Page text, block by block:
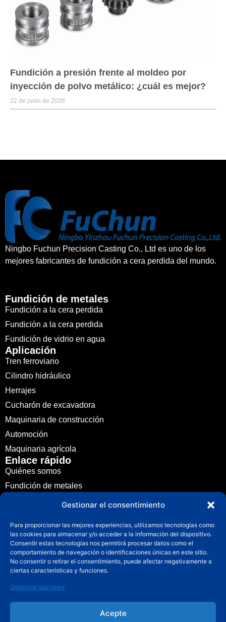
Gestionar el consentimiento
Para proporcionar las mejores experiencias, utilizamos tecnologías como
las cookies para almacenar y/o acceder a la información del dispositivo.
Consentir estas tecnologías nos permitirá procesar datos como el
comportamiento de navegación o identificaciones únicas en este sitio.
No consentir o retirar el consentimiento, puede afectar negativamente a
ciertas características y funciones.
Gestionar opciones
Acepte
Fundición a presión frente al moldeo por
inyección de polvo metálico: ¿cuál es mejor?
22 de junio de 2026
Ningbo Fuchun Precision Casting Co., Ltd es uno de los
mejores fabricantes de fundición a cera perdida del mundo.
Fundición de metales
Fundición a la cera perdida
Fundición a la cera perdida
Fundición de vidrio en agua
Aplicación
Tren ferroviario
Cilindro hidráulico
Herrajes
Cucharón de excavadora
Maquinaria de construcción
Automoción
Maquinaria agrícola
Enlace rápido
Quiénes somos
Fundición de metales
Guía
Póngase en contacto con
Póngase en contacto con
info@fuchuncasting.com
0086-574-89017169
Pueblo de Lixie, ciudad de Hengxi, distrito de Yinzhou,
Ningbo,Zhejiang, China